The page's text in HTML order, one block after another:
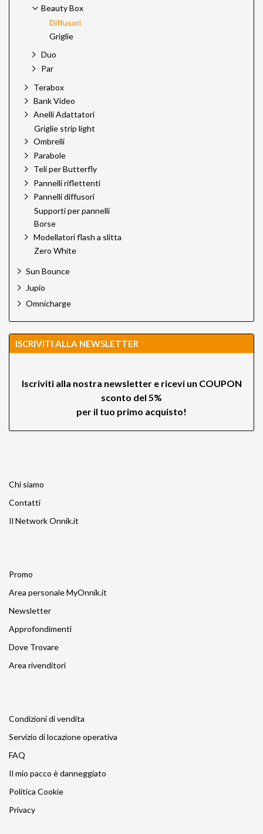
Beauty Box
Diffusori
Griglie
Duo
Par
Terabox
Bank Video
Anelli Adattatori
Griglie strip light
Ombrelli
Parabole
Teli per Butterfly
Pannelli riflettenti
Pannelli diffusori
Supporti per pannelli
Borse
Modellatori flash a slitta
Zero White
Sun Bounce
Jupio
Omnicharge
ISCRIVITI ALLA NEWSLETTER
Iscriviti alla nostra newsletter e ricevi un COUPON
sconto del 5%
per il tuo primo acquisto!
Chi siamo
Contatti
Il Network Onnik.it
Promo
Area personale MyOnnik.it
Newsletter
Approfondimenti
Dove Trovare
Area rivenditori
Condizioni di vendita
Servizio di locazione operativa
FAQ
Il mio pacco è danneggiato
Politica Cookie
Privacy